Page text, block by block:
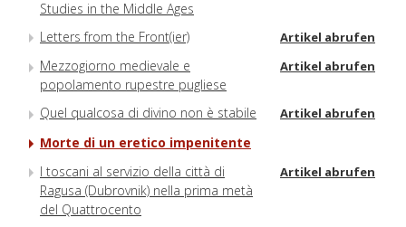
Studies in the Middle Ages
Letters from the Front(ier) Artikel abrufen
Mezzogiorno medievale e
popolamento rupestre pugliese
Artikel abrufen
Quel qualcosa di divino non è stabile Artikel abrufen
Morte di un eretico impenitente
I toscani al servizio della città di
Ragusa (Dubrovnik) nella prima metà
del Quattrocento
Artikel abrufen